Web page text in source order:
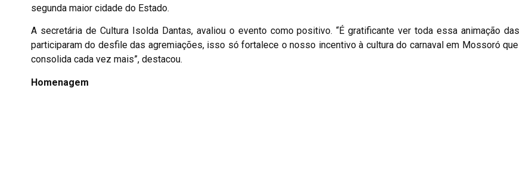
segunda maior cidade do Estado.
A secretária de Cultura Isolda Dantas, avaliou o evento como positivo. “É gratificante ver toda essa animação
participaram do desfile das agremiações, isso só fortalece o nosso incentivo à cultura do carnaval em Mossoró que
consolida cada vez mais”, destacou.
Homenagem